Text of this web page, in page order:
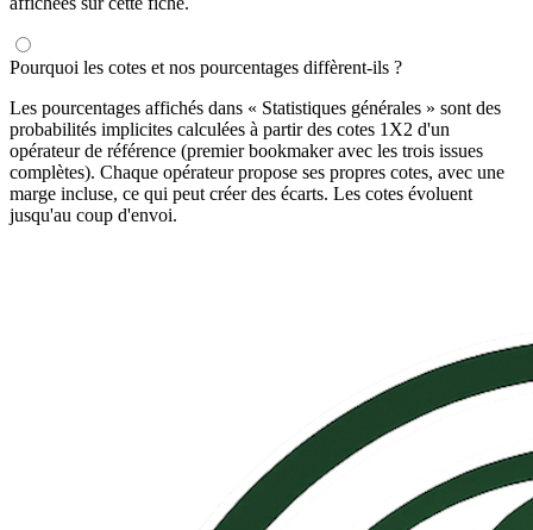
Pourquoi les cotes et nos pourcentages diffèrent-ils ?
Les pourcentages affichés dans « Statistiques générales » sont des
probabilités implicites calculées à partir des cotes 1X2 d'un
opérateur de référence (premier bookmaker avec les trois issues
complètes). Chaque opérateur propose ses propres cotes, avec une
marge incluse, ce qui peut créer des écarts. Les cotes évoluent
jusqu'au coup d'envoi.